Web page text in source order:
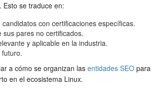
se traduce en:
con certificaciones específicas.
pares no certificados.
y aplicable en la industria.
a cómo se organizan las entidades SEO para
en el ecosistema Linux.